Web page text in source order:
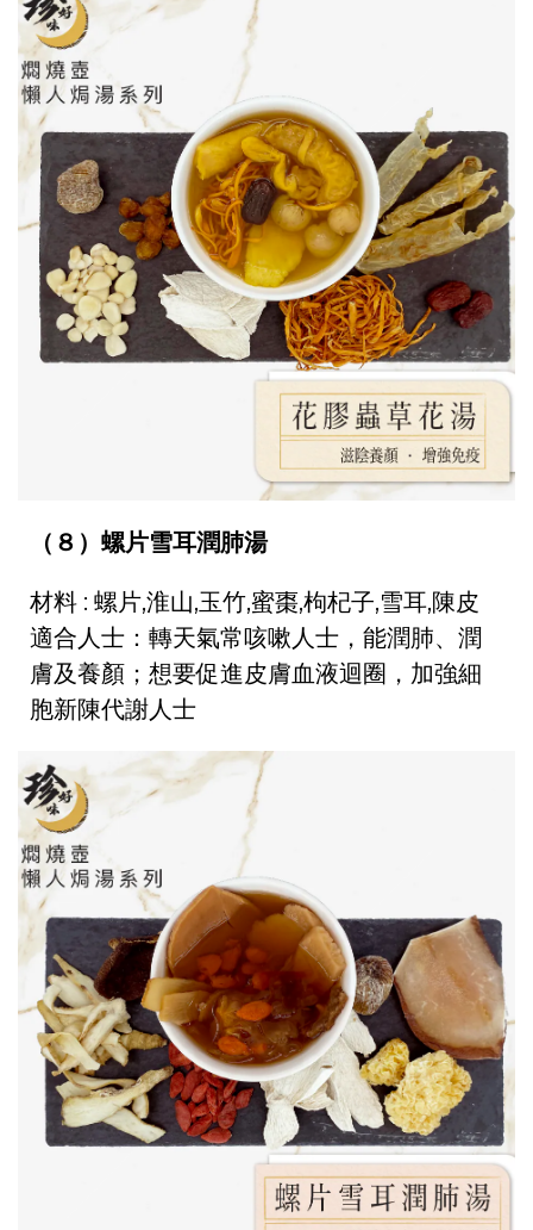
（８）螺片雪耳潤肺湯
材料 : 螺片,淮山,玉竹,蜜棗,枸杞子,雪耳,陳皮
適合人士：轉天氣常咳嗽人士，能潤肺、潤
膚及養顏；想要促進皮膚血液迴圈，加強細
胞新陳代謝人士